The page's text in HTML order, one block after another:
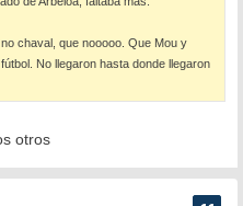
chaval, que nooooo. Que Mou y
No llegaron hasta donde llegaron
otros